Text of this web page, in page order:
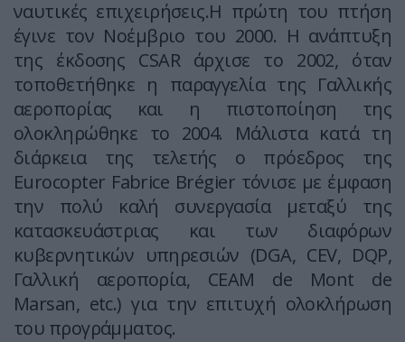
ναυτικές επιχειρήσεις.Η πρώτη του πτήση
έγινε τον Νοέμβριο του 2000. Η ανάπτυξη
της έκδοσης CSAR άρχισε το 2002, όταν
τοποθετήθηκε η παραγγελία της Γαλλικής
αεροπορίας και η πιστοποίηση της
ολοκληρώθηκε το 2004. Μάλιστα κατά τη
διάρκεια της τελετής ο πρόεδρος της
Eurocopter Fabrice Brégier τόνισε με έμφαση
την πολύ καλή συνεργασία μεταξύ της
κατασκευάστριας και των διαφόρων
κυβερνητικών υπηρεσιών (DGA, CEV, DQP,
Γαλλική αεροπορία, CEAM de Mont de
Marsan, etc.) για την επιτυχή ολοκλήρωση
του προγράμματος.